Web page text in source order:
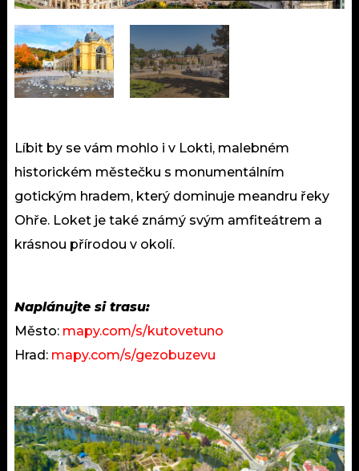
Líbit by se vám mohlo i v Lokti, malebném
historickém městečku s monumentálním
gotickým hradem, který dominuje meandru řeky
Ohře. Loket je také známý svým amfiteátrem a
krásnou přírodou v okolí.
Naplánujte si trasu:
Město: mapy.com/s/kutovetuno
Hrad: mapy.com/s/gezobuzevu